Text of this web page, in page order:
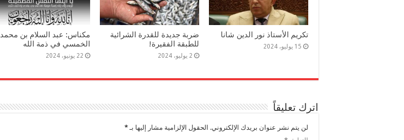
تكريم الأستاذ نور الدين شانا
15 يوليو، 2024
ضربة جديدة للقدرة الشرائية
للطبقة الفقيرة!
2 يوليو، 2024
مكناس: عبد السلام بن محمد
الخمسي في ذمة الله
22 يونيو، 2024
اترك تعليقاً
لن يتم نشر عنوان بريدك الإلكتروني. الحقول الإلزامية مشار إليها بـ *